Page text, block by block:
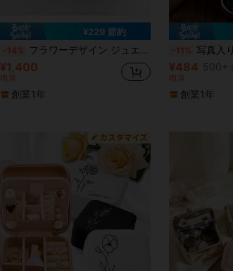
¥229 節約
-14% フラワーデザイン ジュエリーボックス、名入れ ジュエリーボックス、誕生日プレゼント、彼女への贈り物、トラベルジュエリー収納ボックス、エレガントなマザーズデイのギフト
¥1,400
概算
創業1年
-11% 写真入りカスタムメタルボックス、パーソナライズされた小型
¥484 500+
概算
創業1年